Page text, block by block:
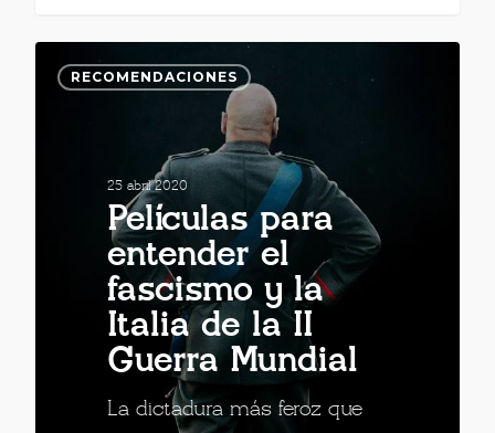
RECOMENDACIONES
25 abril 2020
Películas para
entender el
fascismo y la
Italia de la II
Guerra Mundial
La dictadura más feroz que